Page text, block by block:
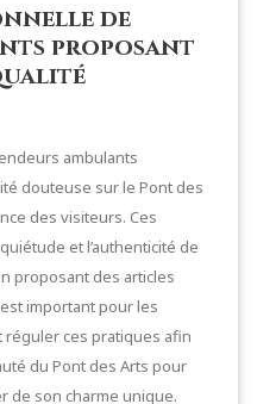
de
proposant
ambulants
douteuse sur le Pont des
des visiteurs. Ces
et l’authenticité de
proposant des articles
important pour les
ces pratiques afin
du Pont des Arts pour
de son charme unique.